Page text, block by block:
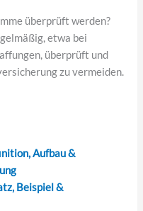
überprüft werden?
etwa bei
überprüft und
zu vermeiden.
Aufbau &
Beispiel &